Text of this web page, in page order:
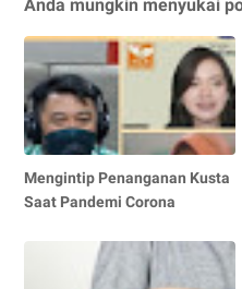
Anda mungkin menyukai
Mengintip Penanganan Kusta
Saat Pandemi Corona